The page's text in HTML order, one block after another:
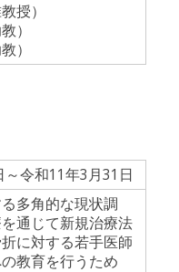
授）
）
）
令和11年3月31日
多角的な現状調
通じて新規治療法
に対する若手医師
教育を行うため